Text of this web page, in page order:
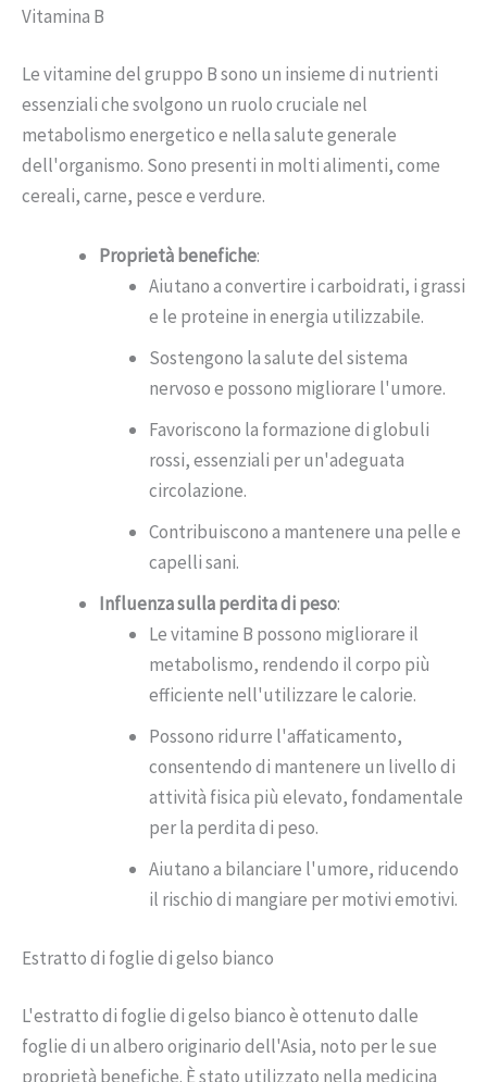
Vitamina B
Le vitamine del gruppo B sono un insieme di nutrienti
essenziali che svolgono un ruolo cruciale nel
metabolismo energetico e nella salute generale
dell'organismo. Sono presenti in molti alimenti, come
cereali, carne, pesce e verdure.
Proprietà benefiche:
Aiutano a convertire i carboidrati, i grassi
e le proteine in energia utilizzabile.
Sostengono la salute del sistema
nervoso e possono migliorare l'umore.
Favoriscono la formazione di globuli
rossi, essenziali per un'adeguata
circolazione.
Contribuiscono a mantenere una pelle e
capelli sani.
Influenza sulla perdita di peso:
Le vitamine B possono migliorare il
metabolismo, rendendo il corpo più
efficiente nell'utilizzare le calorie.
Possono ridurre l'affaticamento,
consentendo di mantenere un livello di
attività fisica più elevato, fondamentale
per la perdita di peso.
Aiutano a bilanciare l'umore, riducendo
il rischio di mangiare per motivi emotivi.
Estratto di foglie di gelso bianco
L'estratto di foglie di gelso bianco è ottenuto dalle
foglie di un albero originario dell'Asia, noto per le sue
proprietà benefiche. È stato utilizzato nella medicina